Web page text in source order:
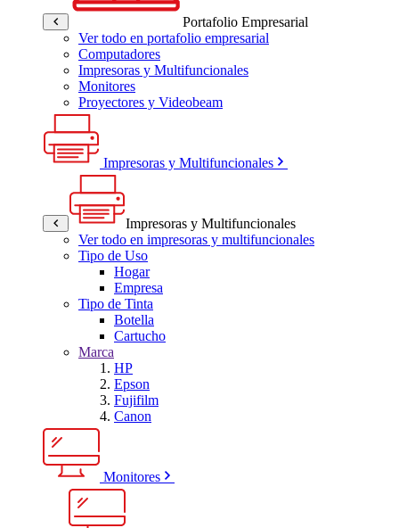
Portafolio Empresarial
Ver todo en portafolio empresarial
Computadores
Impresoras y Multifuncionales
Monitores
Proyectores y Videobeam
Impresoras y Multifuncionales
Impresoras y Multifuncionales
Ver todo en impresoras y multifuncionales
Tipo de Uso
Hogar
Empresa
Tipo de Tinta
Botella
Cartucho
Marca
HP
Epson
Fujifilm
Canon
Monitores